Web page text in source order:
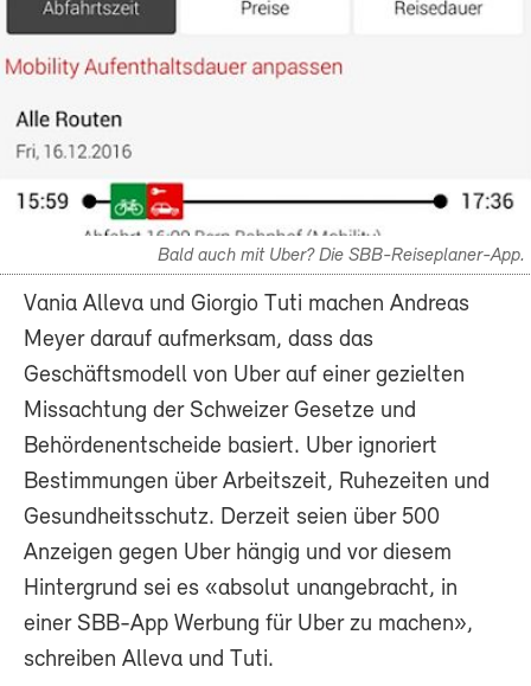
Bald auch mit Uber? Die SBB-Reiseplaner-App.
Vania Alleva und Giorgio Tuti machen Andreas
Meyer darauf aufmerksam, dass das
Geschäftsmodell von Uber auf einer gezielten
Missachtung der Schweizer Gesetze und
Behördenentscheide basiert. Uber ignoriert
Bestimmungen über Arbeitszeit, Ruhezeiten und
Gesundheitsschutz. Derzeit seien über 500
Anzeigen gegen Uber hängig und vor diesem
Hintergrund sei es «absolut unangebracht, in
einer SBB-App Werbung für Uber zu machen»,
schreiben Alleva und Tuti.